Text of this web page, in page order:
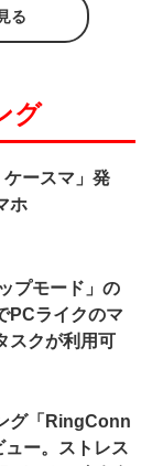
る
グ
ースマ」発
ホ
プモード」の
PCライクのマ
スクが利用可
グ「RingConn
ー。ストレス